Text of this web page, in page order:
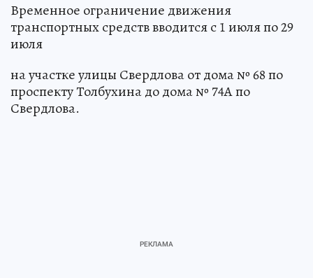
Временное ограничение движения
транспортных средств вводится с 1 июля по 29
июля
на участке улицы Свердлова от дома № 68 по
проспекту Толбухина до дома № 74А по
Свердлова.